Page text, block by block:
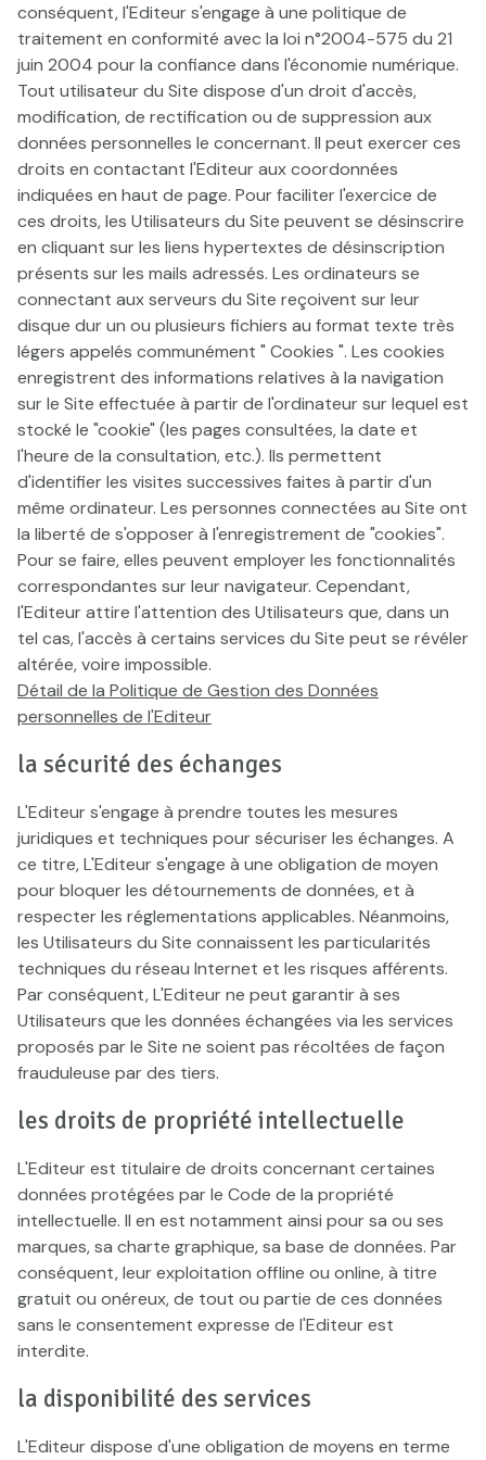
conséquent, l'Editeur s'engage à une politique de
traitement en conformité avec la loi n°2004-575 du 21
juin 2004 pour la confiance dans l'économie numérique.
Tout utilisateur du Site dispose d'un droit d'accès,
modification, de rectification ou de suppression aux
données personnelles le concernant. Il peut exercer ces
droits en contactant l'Editeur aux coordonnées
indiquées en haut de page. Pour faciliter l'exercice de
ces droits, les Utilisateurs du Site peuvent se désinscrire
en cliquant sur les liens hypertextes de désinscription
présents sur les mails adressés. Les ordinateurs se
connectant aux serveurs du Site reçoivent sur leur
disque dur un ou plusieurs fichiers au format texte très
légers appelés communément " Cookies ". Les cookies
enregistrent des informations relatives à la navigation
sur le Site effectuée à partir de l'ordinateur sur lequel est
stocké le "cookie" (les pages consultées, la date et
l'heure de la consultation, etc.). Ils permettent
d'identifier les visites successives faites à partir d'un
même ordinateur. Les personnes connectées au Site ont
la liberté de s'opposer à l'enregistrement de "cookies".
Pour se faire, elles peuvent employer les fonctionnalités
correspondantes sur leur navigateur. Cependant,
l'Editeur attire l'attention des Utilisateurs que, dans un
tel cas, l'accès à certains services du Site peut se révéler
altérée, voire impossible.
Détail de la Politique de Gestion des Données
personnelles de l'Editeur
la sécurité des échanges
L'Editeur s'engage à prendre toutes les mesures
juridiques et techniques pour sécuriser les échanges. A
ce titre, L'Editeur s'engage à une obligation de moyen
pour bloquer les détournements de données, et à
respecter les réglementations applicables. Néanmoins,
les Utilisateurs du Site connaissent les particularités
techniques du réseau Internet et les risques afférents.
Par conséquent, L'Editeur ne peut garantir à ses
Utilisateurs que les données échangées via les services
proposés par le Site ne soient pas récoltées de façon
frauduleuse par des tiers.
les droits de propriété intellectuelle
L'Editeur est titulaire de droits concernant certaines
données protégées par le Code de la propriété
intellectuelle. Il en est notamment ainsi pour sa ou ses
marques, sa charte graphique, sa base de données. Par
conséquent, leur exploitation offline ou online, à titre
gratuit ou onéreux, de tout ou partie de ces données
sans le consentement expresse de l'Editeur est
interdite.
la disponibilité des services
L'Editeur dispose d'une obligation de moyens en terme